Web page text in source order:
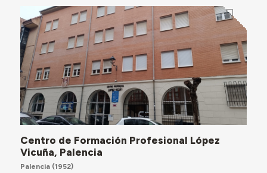
Centro de Formación Profesional López
Vicuña, Palencia
Palencia(1952)